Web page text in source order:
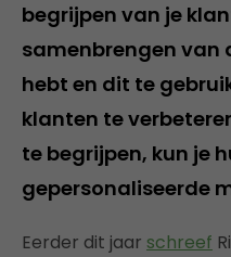
begrijpen van je
samenbrengen van
hebt en dit te
klanten te
te begrijpen, kun je
gepersonaliseerde
Eerder dit jaar schreef